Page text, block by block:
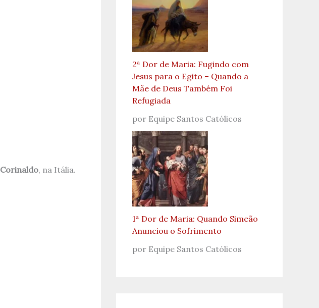
Corinaldo, na Itália.
2ª Dor de Maria: Fugindo com
Jesus para o Egito – Quando a
Mãe de Deus Também Foi
Refugiada
por Equipe Santos Católicos
1ª Dor de Maria: Quando Simeão
Anunciou o Sofrimento
por Equipe Santos Católicos